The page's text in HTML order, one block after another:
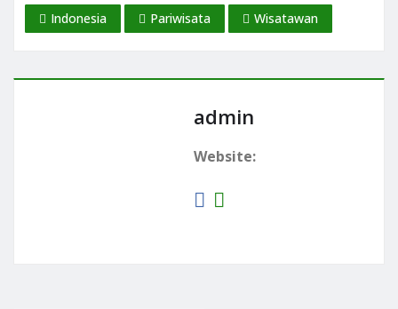
Indonesia Pariwisata Wisatawan
admin
Website: